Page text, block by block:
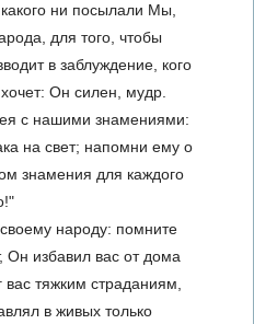
ни посылали Мы,
для того, чтобы
в заблуждение, кого
Он силен, мудр.
с нашими знамениями:
на свет; напомни ему о
знамения для каждого
народу: помните
Он избавил вас от дома
тяжким страданиям,
в живых только